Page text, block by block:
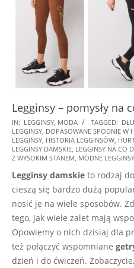
Legginsy – pomysły na
2021-
04-
09
IN: LEGGINSY MODA TAGGED:
LEGGINSY DOPASOWANE SPODNIE W
LEGGINSY HISTORIA LEGGINSÓW
LEGGINSY DAMSKIE LEGGINSY NA CO
Z WYSOKIM STANEM MODNE LEGGINSY
Legginsy damskie to rodzaj
cieszą się bardzo dużą
nosić je na wiele sposobów.
tego, jak wiele zalet mają
Opowiemy o nich dzisiaj dla
też połączyć wspomniane
dzień i do ćwiczeń.